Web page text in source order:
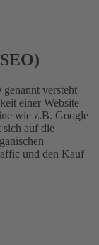
versteht
einer Website
wie z.B. Google
auf die
und den Kauf